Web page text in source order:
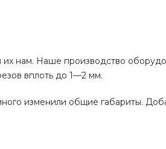
нам. Наше производство
вплоть до 1—2 мм.
изменили общие габариты.